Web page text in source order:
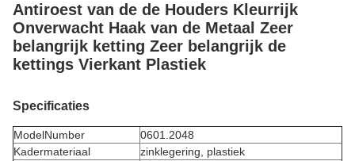
Antiroest van de de Houders Kleurrijk
Onverwacht Haak van de Metaal Zeer
belangrijk ketting Zeer belangrijk de
kettings Vierkant Plastiek
Specificaties
ModelNumber
0601.2048
Kadermateriaal
zinklegering, plastiek